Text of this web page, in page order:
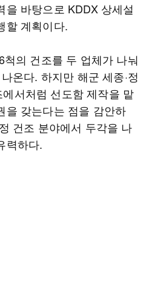
을 바탕으로 KDDX 상세설
할 계획이다.
의 건조를 두 업체가 나눠
온다. 하지만 해군 세종·정
서처럼 선도함 제작을 맡
을 갖는다는 점을 감안하
건조 분야에서 두각을 나
력하다.